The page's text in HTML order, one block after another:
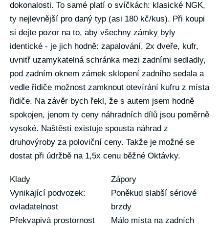
dokonalosti. To samé platí o svíčkách: klasické NGK,
ty nejlevnější pro daný typ (asi 180 kč/kus). Při koupi
si dejte pozor na to, aby všechny zámky byly
identické - je jich hodně: zapalování, 2x dveře, kufr,
uvnitř uzamykatelná schránka mezi zadními sedladly,
pod zadním oknem zámek sklopení zadního sedala a
vedle řidiče možnost zamknout otevírání kufru z místa
řidiče. Na závěr bych řekl, že s autem jsem hodně
spokojen, jenom ty ceny náhradních dílů jsou poměrně
vysoké. Naštěstí existuje spousta náhrad z
druhovýroby za poloviční ceny. Takže je možné se
dostat při údržbě na 1,5x cenu běžné Oktávky.
Klady
Zápory
Vynikající podvozek:
ovladatelnost
Poněkud slabší sériové
brzdy
Překvapivá prostornost
Málo místa na zadních